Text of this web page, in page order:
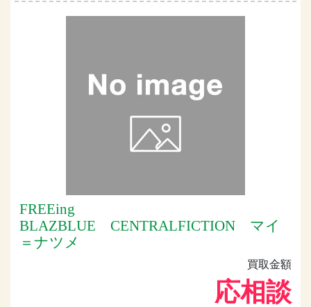
FREEing
BLAZBLUE CENTRALFICTION マイ
＝ナツメ
買取金額
応相談